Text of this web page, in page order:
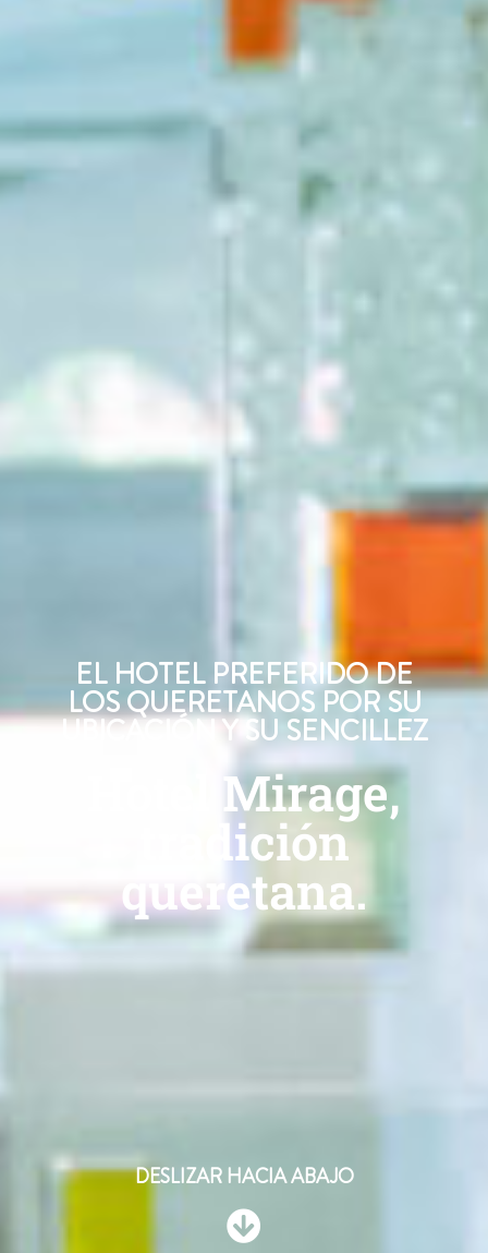
EL HOTEL PREFERIDO DE
LOS QUERETANOS POR SU
UBICACIÓN Y SU SENCILLEZ
Hotel Mirage,
tradición
queretana.
DESLIZAR HACIA ABAJO